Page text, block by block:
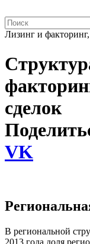
Лизинг и
сделок
VK
В региональной
2013 года доля